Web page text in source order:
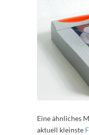
Eine ähnliches
aktuell kleinste